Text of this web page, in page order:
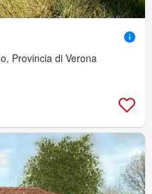
Provincia di Verona